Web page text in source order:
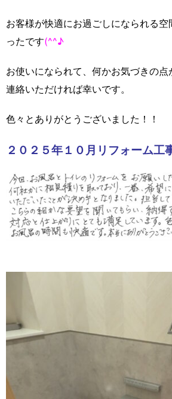
お客様が快適にお過ごしになられる
ったです(^^♪
お使いになられて、何かお気づきの
連絡いただければ幸いです。
色々とありがとうございました！！
２０２５年１０月リフォーム工